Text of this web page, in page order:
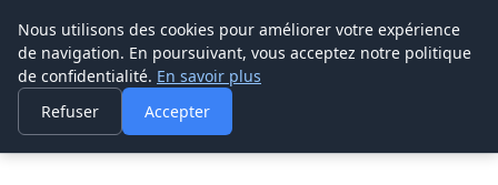
POUVOIR OUVRIER
ACCUEIL
CRÉATION D’ENTREPRISE
QUELS SOUTIENS LE COMITÉ D’ENTREPRISE SAFRAN PROPOSE-T-
Nous utilisons des cookies pour améliorer votre expérience
de navigation. En poursuivant, vous acceptez notre politique
de confidentialité. En savoir plus
Refuser
Accepter